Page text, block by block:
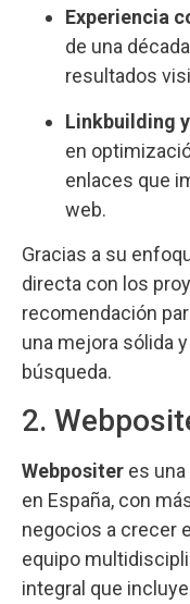
Experiencia
de una
resultados
Linkbuilding
en
enlaces que
web.
Gracias a su
directa con los
recomendación
una mejora sólida
búsqueda.
2.
Webpositer es
en España, con
negocios a crecer
equipo
integral que